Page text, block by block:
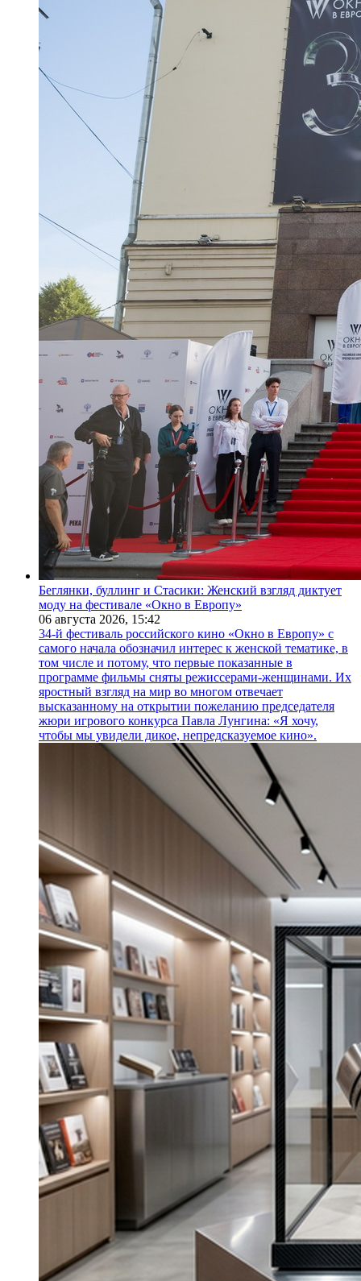
Беглянки, буллинг и Стасики: Женский взгляд диктует
моду на фестивале «Окно в Европу»
06 августа 2026, 15:42
34-й фестиваль российского кино «Окно в Европу» с
самого начала обозначил интерес к женской тематике, в
том числе и потому, что первые показанные в
программе фильмы сняты режиссерами-женщинами. Их
яростный взгляд на мир во многом отвечает
высказанному на открытии пожеланию председателя
жюри игрового конкурса Павла Лунгина: «Я хочу,
чтобы мы увидели дикое, непредсказуемое кино».